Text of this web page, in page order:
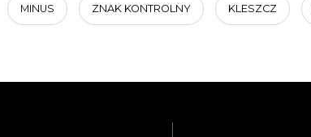
MINUS ZNAK KONTROLNY KLESZCZ